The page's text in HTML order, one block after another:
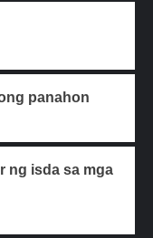
panahon
ng isda sa mga